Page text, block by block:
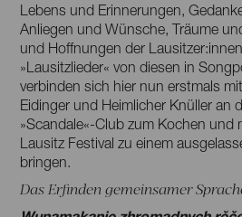
Lebens und Erinnerungen,
Anliegen und Wünsche, Träume
und Hoffnungen der
»Lausitzlieder« von diesen in
verbinden sich hier nun erstmals
Eidinger und Heimlicher Knüller an
»Scandale«-Club zum Kochen und
Lausitz Festival zu einem
bringen.
Das Erfinden gemeinsamer